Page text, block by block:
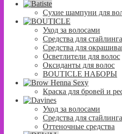
Сухие шампуни для
Уход за волосами
Средства для
Средства для
Осветлители для волос
Оксиданты для волос
BOUTICLE НАБОРЫ
Краска для бровей и
Уход за волосами
Средства для
Оттеночные средства